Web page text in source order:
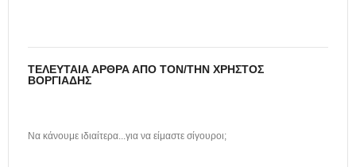
ΤΕΛΕΥΤΑΊΑ ΆΡΘΡΑ ΑΠΌ ΤΟΝ/ΤΗΝ ΧΡΉΣΤΟΣ
ΒΟΡΓΙΆΔΗΣ
Να κάνουμε ιδιαίτερα...για να είμαστε σίγουροι;